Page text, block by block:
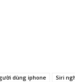
dùng iphone Siri